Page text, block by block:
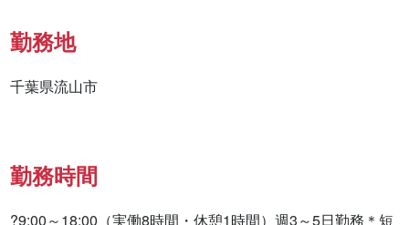
勤務地
千葉県流山市
勤務時間
?9:00～18:00（実働8時間・休憩1時間）週3～5日勤務＊短